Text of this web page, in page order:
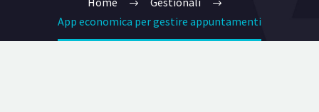
App economica per gestire appuntamenti